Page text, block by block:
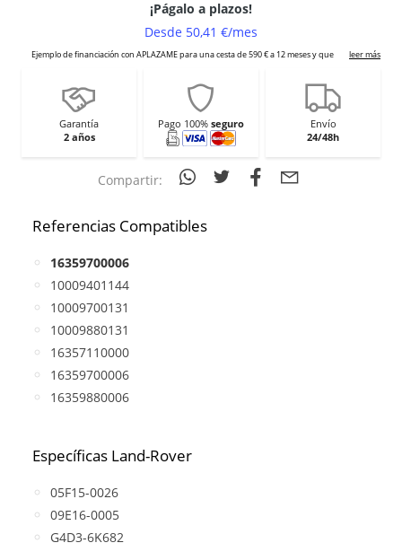
Garantía
2 años
Pago 100% seguro
Envío
24/48h
Compartir:
Referencias Compatibles
16359700006
10009401144
10009700131
10009880131
16357110000
16359700006
16359880006
Específicas Land-Rover
05F15-0026
09E16-0005
G4D3-6K682